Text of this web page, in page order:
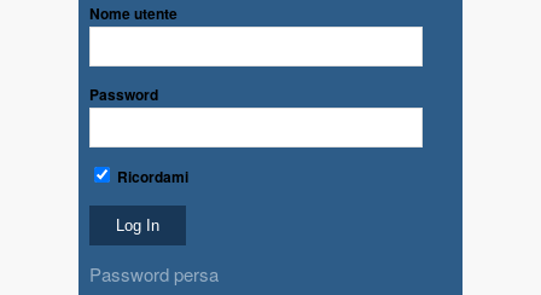
Nome utente
Password
Ricordami
Password persa